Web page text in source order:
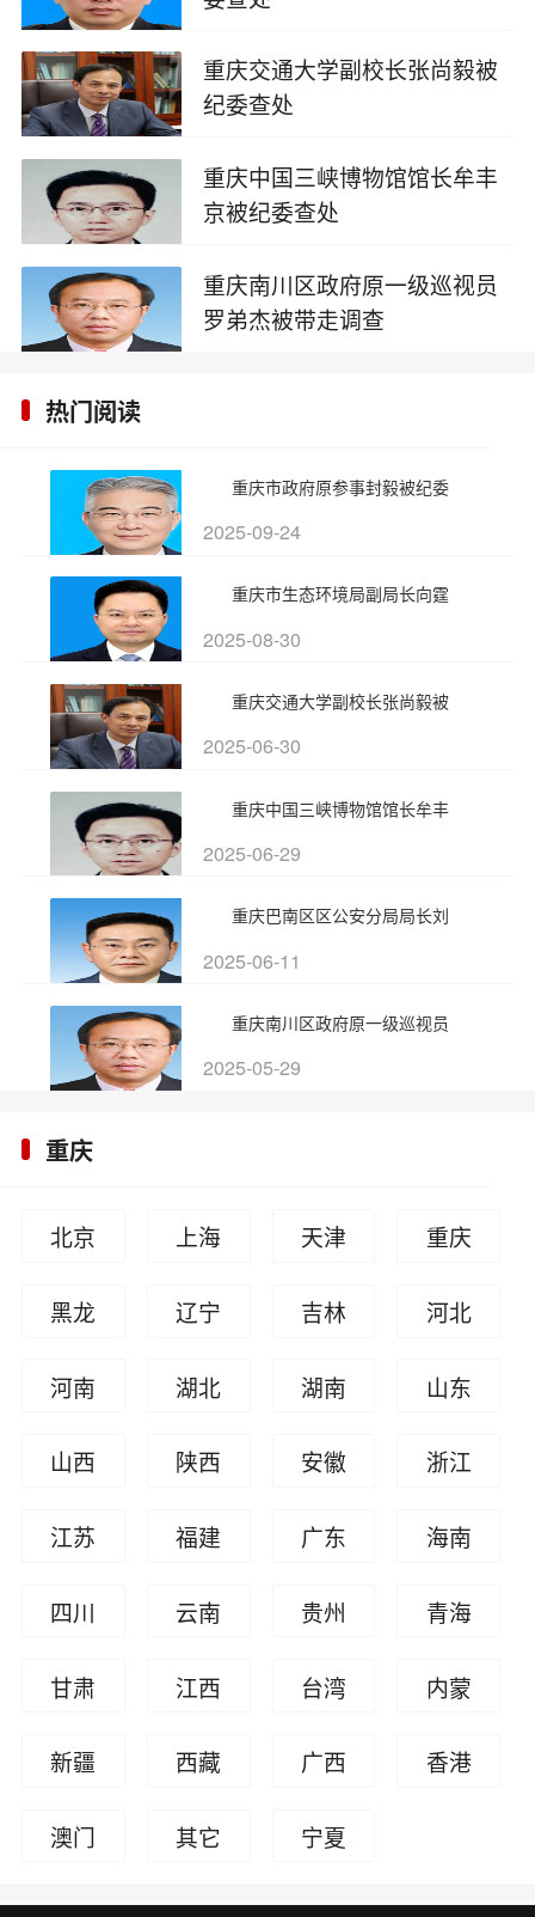
重庆交通大学副校长张尚毅被
纪委查处
重庆中国三峡博物馆馆长牟丰
京被纪委查处
重庆南川区政府原一级巡视员
罗弟杰被带走调查
热门阅读
重庆市政府原参事封毅被纪委
2025-09-24
重庆市生态环境局副局长向霆
2025-08-30
重庆交通大学副校长张尚毅被
2025-06-30
重庆中国三峡博物馆馆长牟丰
2025-06-29
重庆巴南区区公安分局局长刘
2025-06-11
重庆南川区政府原一级巡视员
2025-05-29
重庆
北京 上海 天津 重庆
黑龙
辽宁 吉林 河北
河南 湖北 湖南 山东
山西 陕西 安徽 浙江
江苏 福建 广东 海南
四川 云南 贵州 青海
甘肃 江西 台湾
内蒙
新疆 西藏 广西 香港
澳门
其它
宁夏